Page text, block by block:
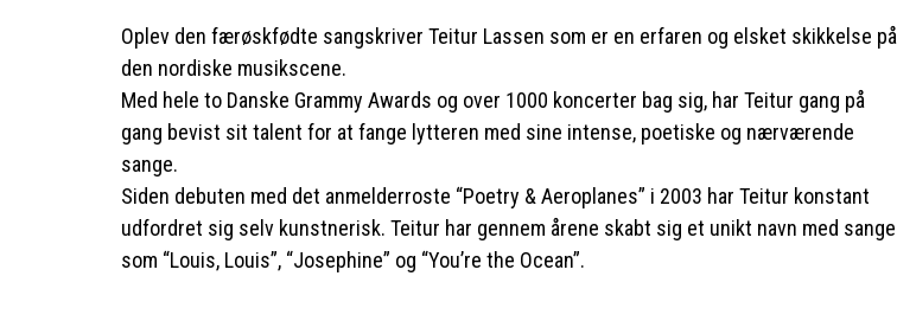
Oplev den færøskfødte sangskriver Teitur Lassen som er en erfaren og elsket skikkelse på
den nordiske musikscene.
Med hele to Danske Grammy Awards og over 1000 koncerter bag sig, har Teitur gang på
gang bevist sit talent for at fange lytteren med sine intense, poetiske og nærværende
sange.
Siden debuten med det anmelderroste “Poetry & Aeroplanes” i 2003 har Teitur konstant
udfordret sig selv kunstnerisk. Teitur har gennem årene skabt sig et unikt navn med sange
som “Louis, Louis”, “Josephine” og “You’re the Ocean”.